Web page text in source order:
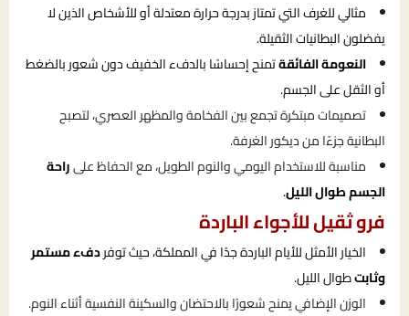
مثالي للغرف التي تمتاز بدرجة حرارة معتدلة أو للأشخاص الذين لا
يفضلون البطانيات الثقيلة.
النعومة الفائقةتمنح إحساسًا بالدفء الخفيف دون شعور بالضغط
أو الثقل على الجسم.
تصميمات مبتكرة تجمع بين الفخامة والمظهر العصري، لتصبح
البطانية جزءًا من ديكور الغرفة.
مناسبة للاستخدام اليومي والنوم الطويل، مع الحفاظ علىراحة
الجسم طوال الليل.
فرو ثقيل للأجواء الباردة
الخيار الأمثل للأيام الباردة جدًا في المملكة، حيث توفردفء مستمر
وثابتطوال الليل.
الوزن الإضافي يمنح شعورًا بالاحتضان والسكينة النفسية أثناء النوم.